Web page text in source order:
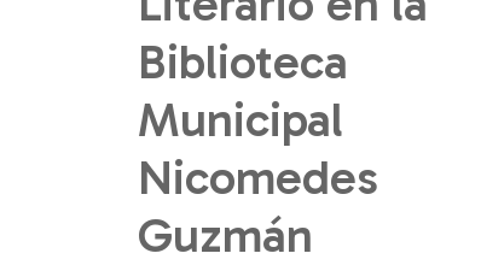
Biblioteca
Municipal
Nicomedes
Guzmán